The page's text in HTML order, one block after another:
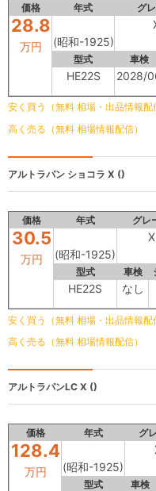
価格 年式 グ
28.8
万円 (昭和-1925)
型式 車検
HE22S 2028/
安く買う（無料 相場・出品情報配
高く売る（無料 相場情報配信）
アルトラパン ショコラ X ()
価格 年式 グレ
30.5
万円 (昭和-1925)
X
型式 車検
HE22S なし
安く買う（無料 相場・出品情報配
高く売る（無料 相場情報配信）
アルトラパンLC X ()
価格 年式 グ
128.4
万円 (昭和-1925)
型式 車検